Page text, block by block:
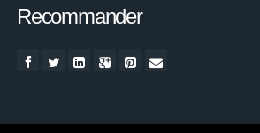
Recommander